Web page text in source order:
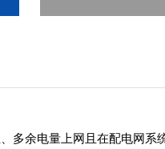
多余电量上网且在配电网系